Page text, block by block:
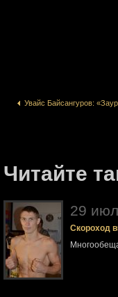
Увайс Байсангуров:
Читайте
29
Скороход